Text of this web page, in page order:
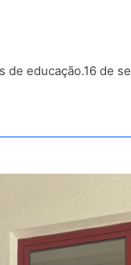
de educação.16 de